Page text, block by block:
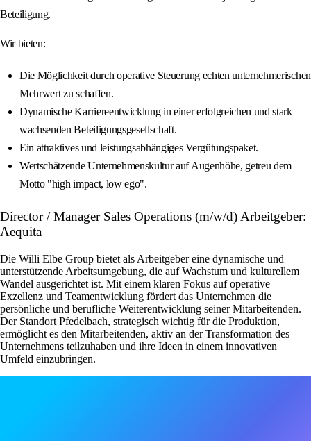
Beteiligung.
Wir bieten:
Die Möglichkeit durch operative Steuerung echten unternehmerischen
Mehrwert zu schaffen.
Dynamische Karriereentwicklung in einer erfolgreichen und stark
wachsenden Beteiligungsgesellschaft.
Ein attraktives und leistungsabhängiges Vergütungspaket.
Wertschätzende Unternehmenskultur auf Augenhöhe, getreu dem
Motto "high impact, low ego".
Director / Manager Sales Operations (m/w/d) Arbeitgeber:
Aequita
Die Willi Elbe Group bietet als Arbeitgeber eine dynamische und
unterstützende Arbeitsumgebung, die auf Wachstum und kulturellem
Wandel ausgerichtet ist. Mit einem klaren Fokus auf operative
Exzellenz und Teamentwicklung fördert das Unternehmen die
persönliche und berufliche Weiterentwicklung seiner Mitarbeitenden.
Der Standort Pfedelbach, strategisch wichtig für die Produktion,
ermöglicht es den Mitarbeitenden, aktiv an der Transformation des
Unternehmens teilzuhaben und ihre Ideen in einem innovativen
Umfeld einzubringen.